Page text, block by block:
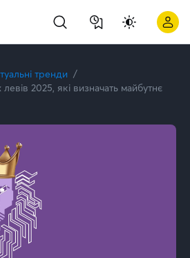
тренди
2025, які визначать майбутнє
2025, які визначать